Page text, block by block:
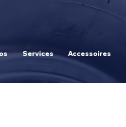
Services Accessoires